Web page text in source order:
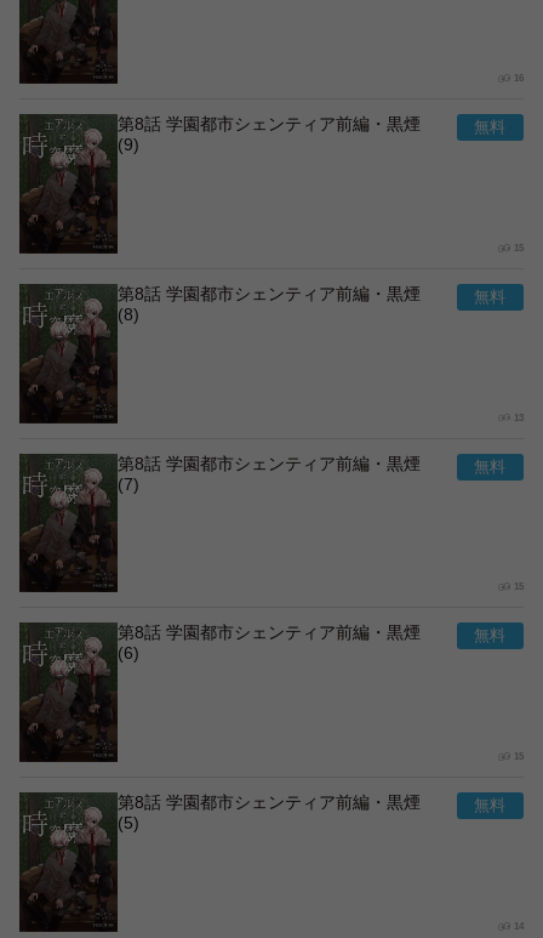
16
第8話 学園都市シェンティア前編・黒煙
(9)
15
第8話 学園都市シェンティア前編・黒煙
(8)
13
第8話 学園都市シェンティア前編・黒煙
(7)
15
第8話 学園都市シェンティア前編・黒煙
(6)
15
第8話 学園都市シェンティア前編・黒煙
(5)
14